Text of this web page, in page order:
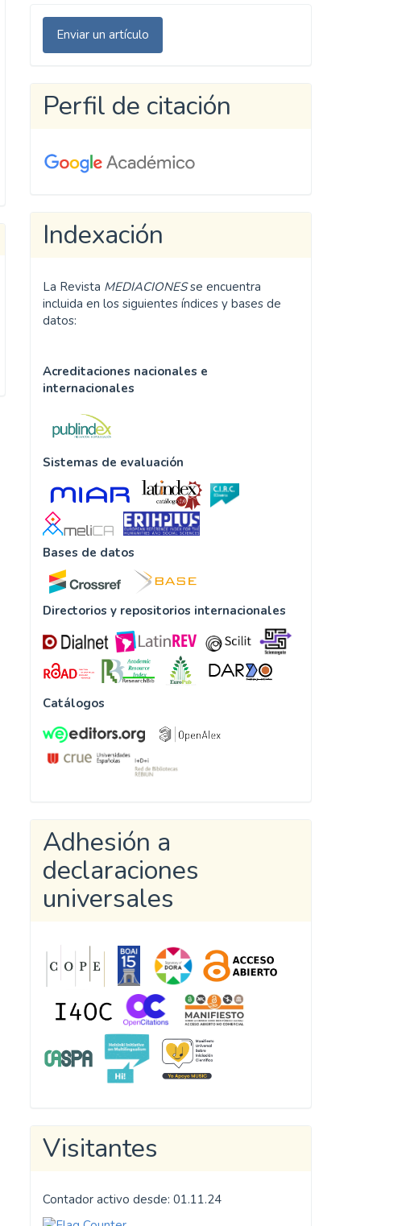
Enviar
unEnviar un artículo
Perfil de citación
Indexación
La Revista MEDIACIONESse encuentra
incluida en los siguientes índices y bases de
datos:
Acreditaciones nacionales e
internacionales
Sistemas de evaluación
Bases de datos
Directorios y repositorios internacionales
Catálogos
Adhesión a
declaraciones
universales
Visitantes
Contador activo desde: 01.11.24